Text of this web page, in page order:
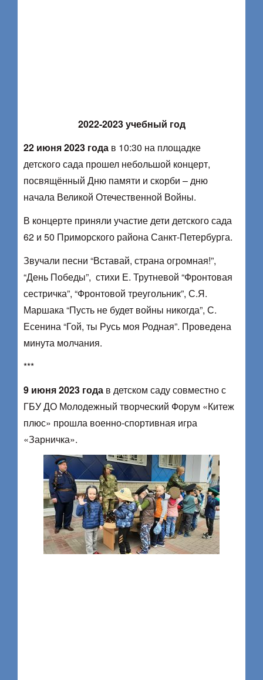
2022-2023 учебный год
22 июня 2023 года в 10:30 на площадке
детского сада прошел небольшой концерт,
посвящённый Дню памяти и скорби – дню
начала Великой Отечественной Войны.
В концерте приняли участие дети детского сада
62 и 50 Приморского района Санкт-Петербурга.
Звучали песни “Вставай, страна огромная!”,
“День Победы”, стихи Е. Трутневой “Фронтовая
сестричка”, “Фронтовой треугольник”, С.Я.
Маршака “Пусть не будет войны никогда”, С.
Есенина “Гой, ты Русь моя Родная”. Проведена
минута молчания.
***
9 июня 2023 года в детском саду совместно с
ГБУ ДО Молодежный творческий Форум «Китеж
плюс» прошла военно-спортивная игра
«Зарничка».